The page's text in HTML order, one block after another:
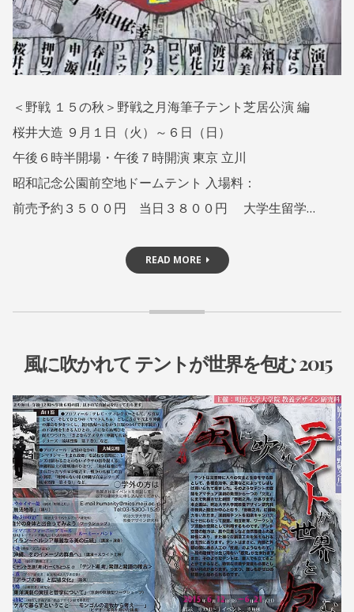
之
月
O
T
S
U
I
＜野戦 １５の秋＞野戦之月海筆子テント芝居公演 編
桜井大造 ９月１日（火）～６日（日）
午後６時半開場・午後７時開演 東京 立川
昭和記念公園前空地ドームテント 入場料：
前売予約３５００円 当日３８００円 大学生留学…
READ MORE
ら
せ
•
公
演
情
報
•
風に吹かれて テントが世界を包む 2015
2
0
1
9
年
5
月
4
日
A
D
M
I
N
@
Y
A
S
E
N